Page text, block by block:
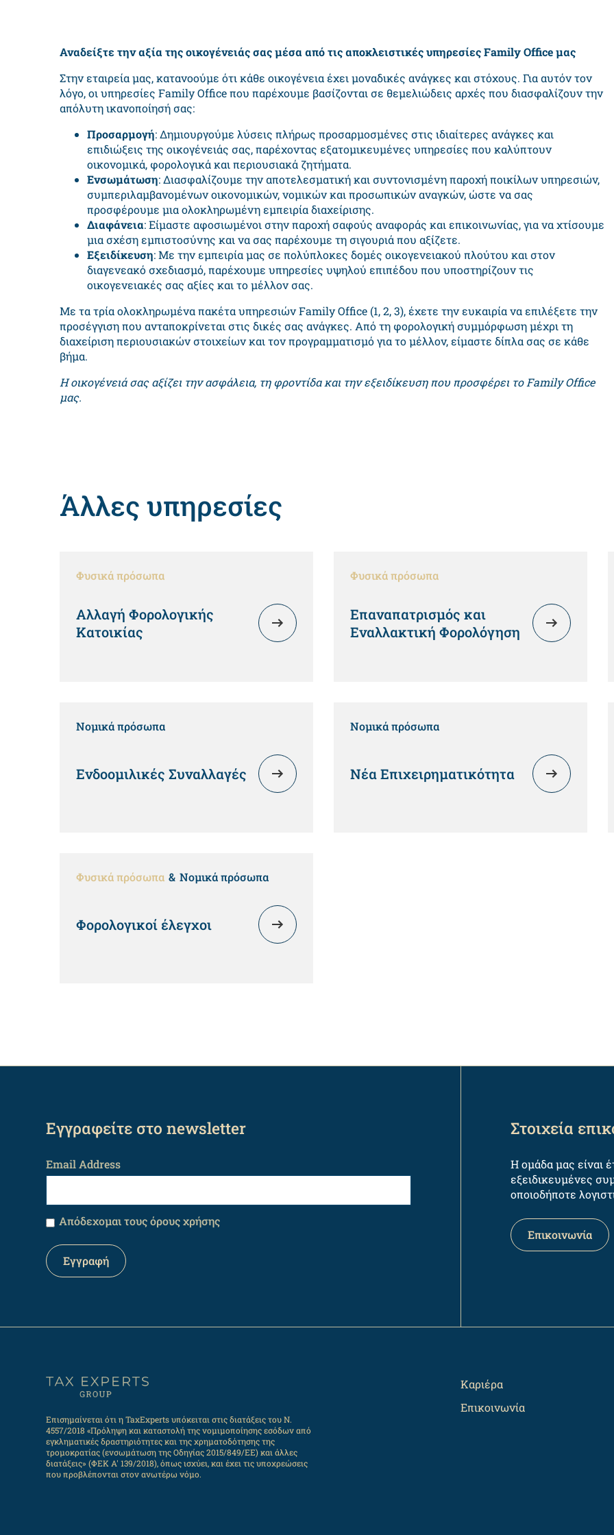
Αναδείξτε την αξία της οικογένειάς σας μέσα από τις αποκλειστικές υπηρεσίες Family Office μας
Στην εταιρεία μας, κατανοούμε ότι κάθε οικογένεια έχει μοναδικές ανάγκες και στόχους. Για αυτόν τον
λόγο, οι υπηρεσίες Family Office που παρέχουμε βασίζονται σε θεμελιώδεις αρχές που διασφαλίζουν την
απόλυτη ικανοποίησή σας:
Προσαρμογή: Δημιουργούμε λύσεις πλήρως προσαρμοσμένες στις ιδιαίτερες ανάγκες και
επιδιώξεις της οικογένειάς σας, παρέχοντας εξατομικευμένες υπηρεσίες που καλύπτουν
οικονομικά, φορολογικά και περιουσιακά ζητήματα.
Ενσωμάτωση: Διασφαλίζουμε την αποτελεσματική και συντονισμένη παροχή ποικίλων υπηρεσιών,
συμπεριλαμβανομένων οικονομικών, νομικών και προσωπικών αναγκών, ώστε να σας
προσφέρουμε μια ολοκληρωμένη εμπειρία διαχείρισης.
Διαφάνεια: Είμαστε αφοσιωμένοι στην παροχή σαφούς αναφοράς και επικοινωνίας, για να χτίσουμε
μια σχέση εμπιστοσύνης και να σας παρέχουμε τη σιγουριά που αξίζετε.
Εξειδίκευση: Με την εμπειρία μας σε πολύπλοκες δομές οικογενειακού πλούτου και στον
διαγενεακό σχεδιασμό, παρέχουμε υπηρεσίες υψηλού επιπέδου που υποστηρίζουν τις
οικογενειακές σας αξίες και το μέλλον σας.
Με τα τρία ολοκληρωμένα πακέτα υπηρεσιών Family Office (1, 2, 3), έχετε την ευκαιρία να επιλέξετε την
προσέγγιση που ανταποκρίνεται στις δικές σας ανάγκες. Από τη φορολογική συμμόρφωση μέχρι τη
διαχείριση περιουσιακών στοιχείων και τον προγραμματισμό για το μέλλον, είμαστε δίπλα σας σε κάθε
βήμα.
Η οικογένειά σας αξίζει την ασφάλεια, τη φροντίδα και την εξειδίκευση που προσφέρει το Family Office
μας.
Άλλες υπηρεσίες
Φυσικά πρόσωπα
Αλλαγή Φορολογικής
Κατοικίας
Φυσικά πρόσωπα
Επαναπατρισμός και
Εναλλακτική Φορολόγηση
Νομικά πρόσωπα
Ενδοομιλικές Συναλλαγές
Νομικά πρόσωπα
Νέα Επιχειρηματικότητα
Φυσικά πρόσωπα Νομικά πρόσωπα
Φορολογικοί έλεγχοι
Εγγραφείτε στο newsletter
Email Address
Απόδεχομαι τους όρους χρήσης
Στοιχεία
Η ομάδα μας είναι
εξειδικευμένες
οποιοδήποτε
Επικοινωνία
Επισημαίνεται ότι η TaxExperts υπόκειται στις διατάξεις του Ν.
4557/2018 «Πρόληψη και καταστολή της νομιμοποίησης εσόδων από
εγκληματικές δραστηριότητες και της χρηματοδότησης της
τρομοκρατίας (ενσωμάτωση της Οδηγίας 2015/849/ΕΕ) και άλλες
διατάξεις» (ΦΕΚ Α' 139/2018), όπως ισχύει, και έχει τις υποχρεώσεις
που προβλέπονται στον ανωτέρω νόμο.
Καριέρα
Επικοινωνία